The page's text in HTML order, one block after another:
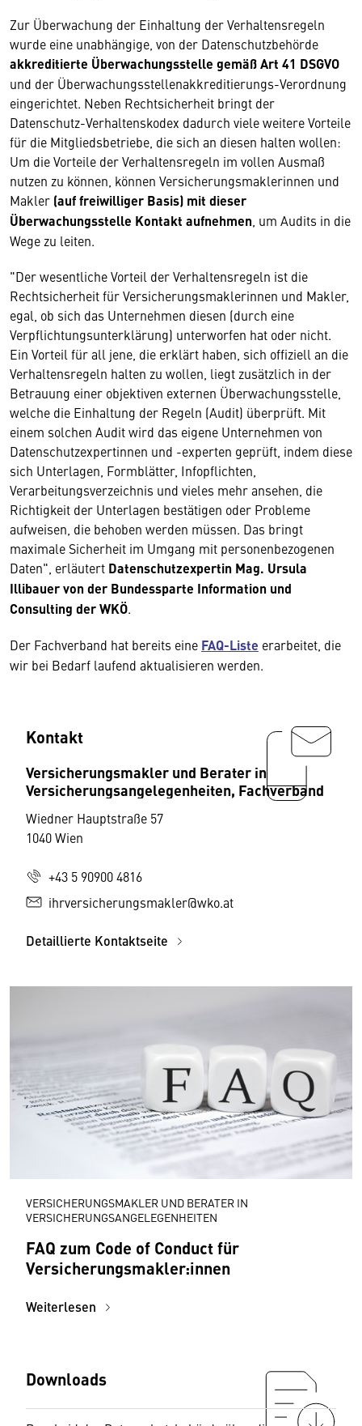
Zur Überwachung der Einhaltung der Verhaltensregeln
wurde eine unabhängige, von der Datenschutzbehörde
akkreditierte Überwachungsstelle gemäß Art 41 DSGVO
und der Überwachungsstellenakkreditierungs-Verordnung
eingerichtet. Neben Rechtsicherheit bringt der
Datenschutz-Verhaltenskodex dadurch viele weitere Vorteile
für die Mitgliedsbetriebe, die sich an diesen halten wollen:
Um die Vorteile der Verhaltensregeln im vollen Ausmaß
nutzen zu können, können Versicherungsmaklerinnen und
Makler (auf freiwilliger Basis) mit dieser
Überwachungsstelle Kontakt aufnehmen , um Audits in die
Wege zu leiten.
"Der wesentliche Vorteil der Verhaltensregeln ist die
Rechtsicherheit für Versicherungsmaklerinnen und Makler,
egal, ob sich das Unternehmen diesen (durch eine
Verpflichtungsunterklärung) unterworfen hat oder nicht.
Ein Vorteil für all jene, die erklärt haben, sich offiziell an die
Verhaltensregeln halten zu wollen, liegt zusätzlich in der
Betrauung einer objektiven externen Überwachungsstelle,
welche die Einhaltung der Regeln (Audit) überprüft. Mit
einem solchen Audit wird das eigene Unternehmen von
Datenschutzexpertinnen und -experten geprüft, indem diese
sich Unterlagen, Formblätter, Infopflichten,
Verarbeitungsverzeichnis und vieles mehr ansehen, die
Richtigkeit der Unterlagen bestätigen oder Probleme
aufweisen, die behoben werden müssen. Das bringt
maximale Sicherheit im Umgang mit personenbezogenen
Daten", erläutert Datenschutzexpertin Mag. Ursula
Illibauer von der Bundessparte Information und
Consulting der WKÖ.
Der Fachverband hat bereits eine FAQ-Liste erarbeitet, die
wir bei Bedarf laufend aktualisieren werden.
Kontakt
Versicherungsmakler und Berater in
Versicherungsangelegenheiten, Fachverband
Wiedner Hauptstraße 57
1040 Wien
+43 5 90900 4816
ihrversicherungsmakler@wko.at
Detaillierte Kontaktseite
VERSICHERUNGSMAKLER UND BERATER IN
VERSICHERUNGSANGELEGENHEITEN
FAQ zum Code of Conduct für
Versicherungsmakler:innen
Weiterlesen
Downloads